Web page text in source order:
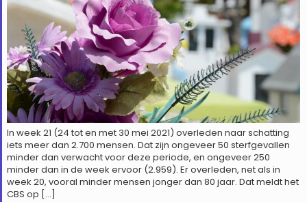
In week 21 (24 tot en met 30 mei 2021) overleden naar schatting
iets meer dan 2.700 mensen. Dat zijn ongeveer 50 sterfgevallen
minder dan verwacht voor deze periode, en ongeveer 250
minder dan in de week ervoor (2.959). Er overleden, net als in
week 20, vooral minder mensen jonger dan 80 jaar. Dat meldt het
CBS op […]